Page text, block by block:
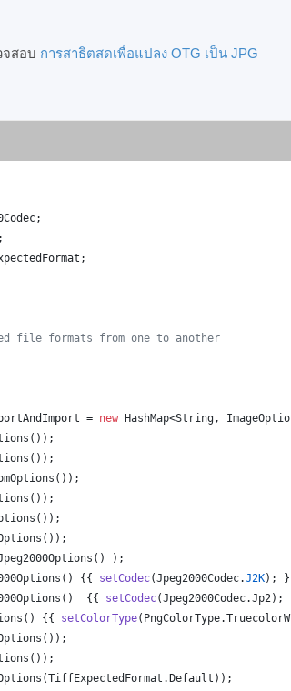
จสอบ การสาธิตสดเพื่อแปลง OTG เป็น JPG
;
;
;
file formats from one to another
= new HashMap<String,
());
());
());
());
());
());
() );
() {{ setCodec(Jpeg2000Codec.J2K);
()  {{ setCodec(Jpeg2000Codec.Jp2);
() {{ setColorType( PngColorType.
());
());
(TiffExpectedFormat . Default ));